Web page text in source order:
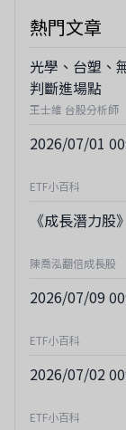
熱門文章
光學、台塑、
判斷進場點
王士維 台股分析師
2026/07/01
ETF小百科
《成長潛力
陳喬泓翻倍成長股
2026/07/09
ETF小百科
2026/07/02
ETF小百科